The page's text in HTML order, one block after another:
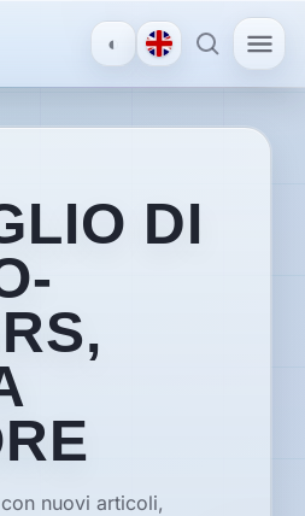
◐
DI
nuovi articoli,